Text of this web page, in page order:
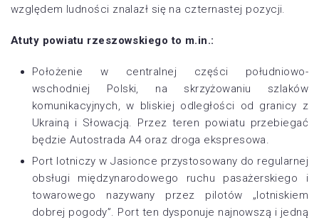
względem ludności znalazł się na czternastej pozycji.
Atuty powiatu rzeszowskiego to m.in.:
Położenie w centralnej części południowo-
wschodniej Polski, na skrzyżowaniu szlaków
komunikacyjnych, w bliskiej odległości od granicy z
Ukrainą i Słowacją. Przez teren powiatu przebiegać
będzie Autostrada A4 oraz droga ekspresowa.
Port lotniczy w Jasionce przystosowany do regularnej
obsługi międzynarodowego ruchu pasażerskiego i
towarowego nazywany przez pilotów „lotniskiem
dobrej pogody”. Port ten dysponuje najnowszą i jedną